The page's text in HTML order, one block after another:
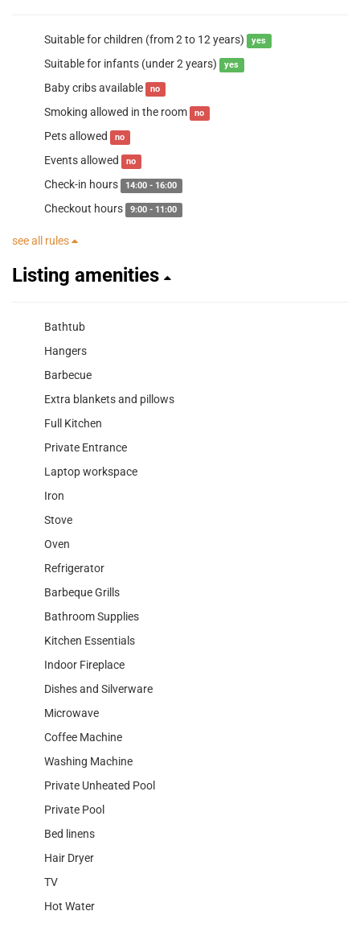
Suitable for children (from 2 to 12 years) yes
Suitable for infants (under 2 years) yes
Baby cribs available no
Smoking allowed in the room no
Pets allowed no
Events allowed no
Check-in hours 14:00 - 16:00
Checkout hours 9:00 - 11:00
see all rules
Listing amenities
Bathtub
Hangers
Barbecue
Extra blankets and pillows
Full Kitchen
Private Entrance
Laptop workspace
Iron
Stove
Oven
Refrigerator
Barbeque Grills
Bathroom Supplies
Kitchen Essentials
Indoor Fireplace
Dishes and Silverware
Microwave
Coffee Machine
Washing Machine
Private Unheated Pool
Private Pool
Bed linens
Hair Dryer
TV
Hot Water